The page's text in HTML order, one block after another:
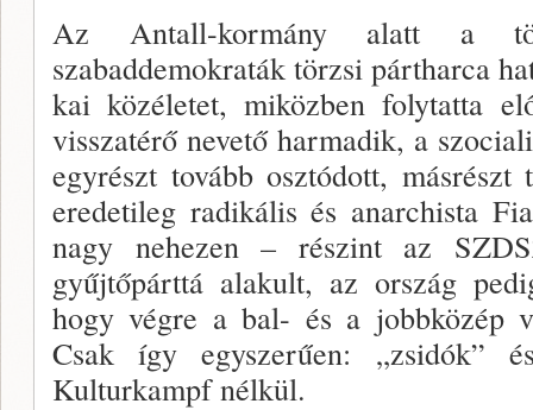
Az Antall-kormány alatt a
szabaddemokraták törzsi pártharca
kai közéletet, miközben folytatta
visszatérő neve­tő harmadik, a
egyrészt tovább osztódott,
eredetileg radikális és anarchista
nagy nehezen – részint az
gyűjtőpárttá alakult, az ország
hogy végre a bal- és a jobbközép
Csak így egyszerűen: „zsidók”
Kulturkampf nélkül.